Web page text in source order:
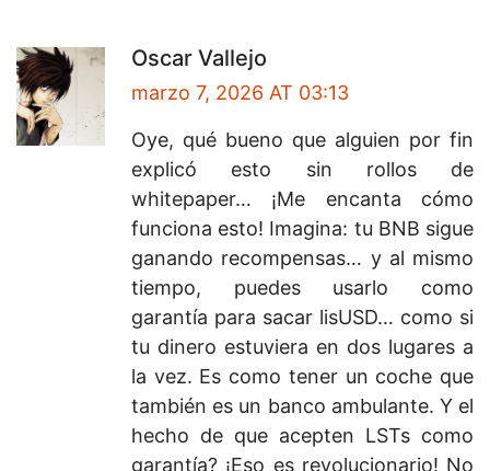
Oscar Vallejo
marzo 7, 2026 AT 03:13
Oye, qué bueno que alguien por fin
explicó esto sin rollos de
whitepaper… ¡Me encanta cómo
funciona esto! Imagina: tu BNB sigue
ganando recompensas… y al mismo
tiempo, puedes usarlo como
garantía para sacar lisUSD… como si
tu dinero estuviera en dos lugares a
la vez. Es como tener un coche que
también es un banco ambulante. Y el
hecho de que acepten LSTs como
garantía? ¡Eso es revolucionario! No